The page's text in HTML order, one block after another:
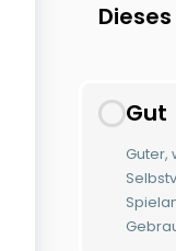
Gut
Guter,